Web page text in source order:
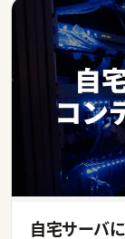
自宅サーバ